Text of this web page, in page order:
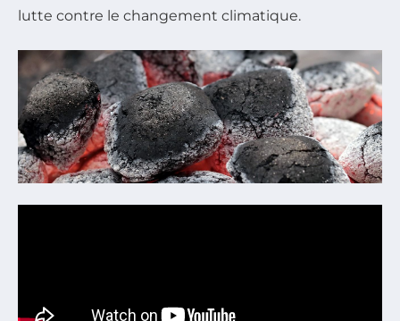
lutte contre le changement climatique.